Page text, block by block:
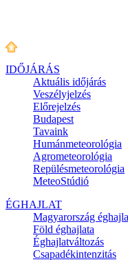
IDŐJÁRÁS
Aktuális időjárás
Veszélyjelzés
Előrejelzés
Budapest
Tavaink
Humánmeteorológia
Agrometeorológia
Repülésmeteorológia
MeteoStúdió
ÉGHAJLAT
Magyarország
Föld éghajlata
Éghajlatváltozás
Csapadékintenzitás